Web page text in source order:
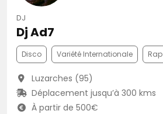
DJ
Dj Ad7
Disco Variété Internationale Rap
Luzarches (95)
Déplacement jusqu’à 300 kms
À partir de 500€